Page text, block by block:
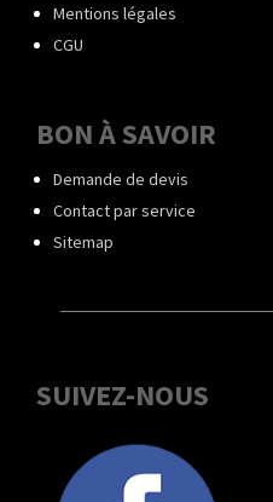
Mentions légales
CGU
BON À SAVOIR
Demande de devis
Contact par service
Sitemap
SUIVEZ-NOUS